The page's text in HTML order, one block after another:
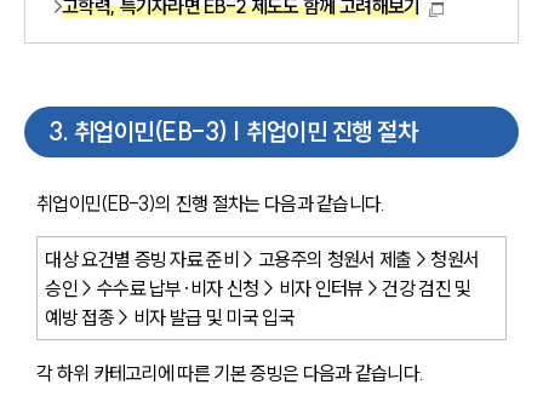
고학력, 특기자라면 EB-2 제도도 함께 고려해보기
3. 취업이민(EB-3) | 취업이민 진행 절차
취업이민(EB-3)의 진행 절차는 다음과 같습니다.
대상 요건별 증빙 자료 준비 > 고용주의 청원서 제출 > 청원서
승인 > 수수료 납부·비자 신청 > 비자 인터뷰 > 건강 검진 및
예방 접종 > 비자 발급 및 미국 입국
각 하위 카테고리에 따른 기본 증빙은 다음과 같습니다.